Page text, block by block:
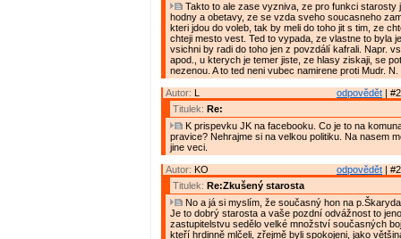
Takto to ale zase vyzniva, ze pro funkci starosty
hodny a obetavy, ze se vzda sveho soucasneho
kteri jdou do voleb, tak by meli do toho jit s tim, ze
chteji mesto vest. Ted to vypada, ze vlastne to byla
vsichni by radi do toho jen z povzdálí kafrali. Napr.
apod., u kterych je temer jiste, ze hlasy ziskaji, se
nezenou. A to ted neni vubec namirene proti Mudr. N.
odpovědět |
Autor: L
Titulek: Re:
K prispevku JK na facebooku. Co je to na
pravice? Nehrajme si na velkou politiku. Na nasem
jine veci.
odpovědět |
Autor: KO
Titulek: Re:Zkušený starosta
No a já si myslím, že současný hon na
Je to dobrý starosta a vaše pozdní odvážnost to
zastupitelstvu sedělo velké množství současných
kteří hrdinně mlčeli, zřejmě byli spokojeni, jako